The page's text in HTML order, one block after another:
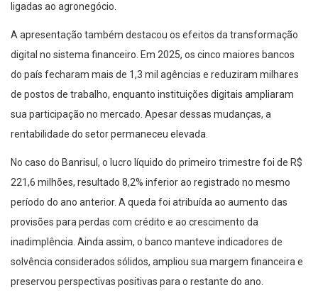
ligadas ao agronegócio.
A apresentação também destacou os efeitos da transformação
digital no sistema financeiro. Em 2025, os cinco maiores bancos
do país fecharam mais de 1,3 mil agências e reduziram milhares
de postos de trabalho, enquanto instituições digitais ampliaram
sua participação no mercado. Apesar dessas mudanças, a
rentabilidade do setor permaneceu elevada.
No caso do Banrisul, o lucro líquido do primeiro trimestre foi de R$
221,6 milhões, resultado 8,2% inferior ao registrado no mesmo
período do ano anterior. A queda foi atribuída ao aumento das
provisões para perdas com crédito e ao crescimento da
inadimplência. Ainda assim, o banco manteve indicadores de
solvência considerados sólidos, ampliou sua margem financeira e
preservou perspectivas positivas para o restante do ano.